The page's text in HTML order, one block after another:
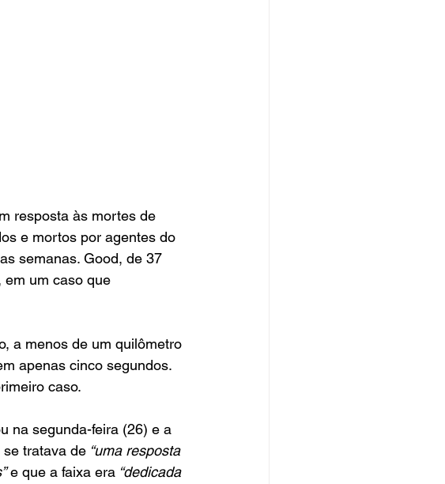
resposta às mortes de
e mortos por agentes do
semanas. Good, de 37
em um caso que
a menos de um quilômetro
apenas cinco segundos.
caso.
na segunda-feira (26) e a
tratava de “uma resposta
e que a faixa era “dedicada